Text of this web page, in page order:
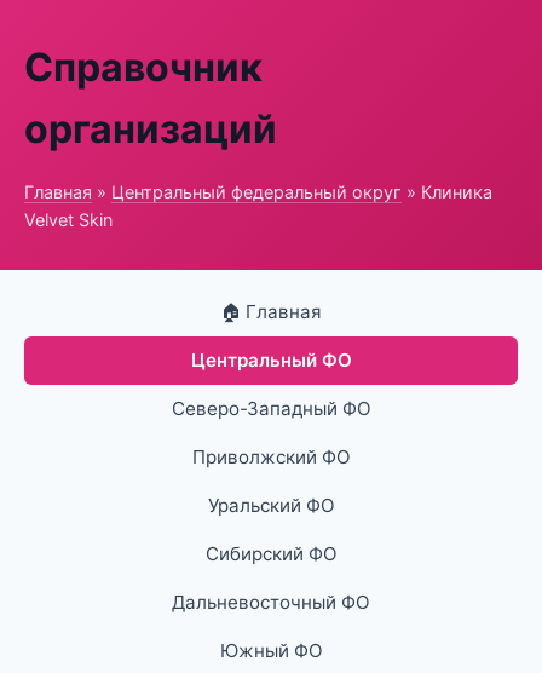
Справочник
организаций
Главная » Центральный федеральный округ » Клиника
Velvet Skin
🏠 Главная
Центральный ФО
Северо-Западный ФО
Приволжский ФО
Уральский ФО
Сибирский ФО
Дальневосточный ФО
Южный ФО